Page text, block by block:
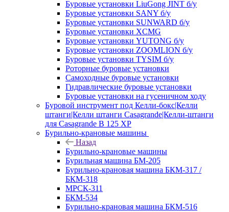
Буровые установки LiuGong JINT б/у
Буровые установки SANY б/у
Буровые установки SUNWARD б/у
Буровые установки XCMG
Буровые установки YUTONG б/у
Буровые установки ZOOMLION б/у
Буровые установки TYSIM б/у
Роторные буровые установки
Самоходные буровые установки
Гидравлические буровые установки
Буровые установки на гусеничном ходу
Буровой инструмент под Келли-бокс|Келли
штанги|Келли штанги Casagrande|Келли-штанги
для Casagrande B 125 XP
Бурильно-крановые машины
Назад
Бурильно-крановые машины
Бурильная машина БМ-205
Бурильно-крановая машина БКМ-317 /
БКМ-318
МРСК-311
БКМ-534
Бурильно-крановая машина БКМ-516